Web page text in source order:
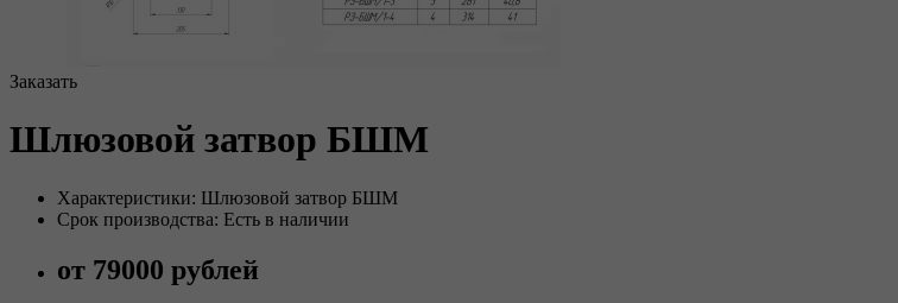
Заказать
Шлюзовой затвор БШМ
Характеристики: Шлюзовой затвор БШМ
Срок производства: Есть в наличии
от 79000 рублей